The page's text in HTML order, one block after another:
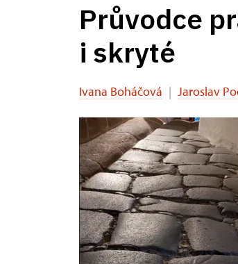
Průvodce
i skryté
Ivana Boháčová | Jaroslav